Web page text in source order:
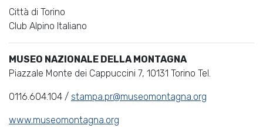
Città di Torino
Club Alpino Italiano
MUSEO NAZIONALE DELLA MONTAGNA
Piazzale Monte dei Cappuccini 7, 10131 Torino Tel.
0116.604.104 / stampa.pr@museomontagna.org
www.museomontagna.org